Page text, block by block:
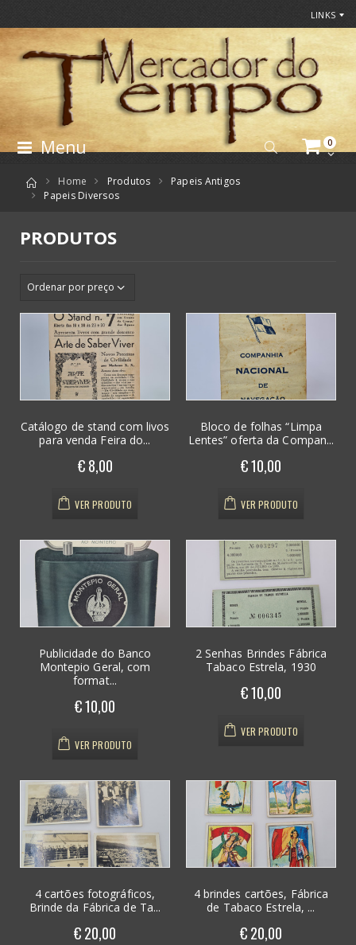
LINKS
Menu 0
Home Produtos
Papeis Antigos
Papeis Diversos
PRODUTOS
Catálogo de stand com livos
para venda Feira do...
€ 8,00
VER PRODUTO
Bloco de folhas “Limpa
Lentes” oferta da Compan...
€ 10,00
VER PRODUTO
Publicidade do Banco
Montepio Geral, com
format...
€ 10,00
VER PRODUTO
2 Senhas Brindes Fábrica
Tabaco Estrela, 1930
€ 10,00
VER PRODUTO
4 cartões fotográficos,
Brinde da Fábrica de Ta...
€ 20,00
4 brindes cartões, Fábrica
de Tabaco Estrela, ...
€ 20,00